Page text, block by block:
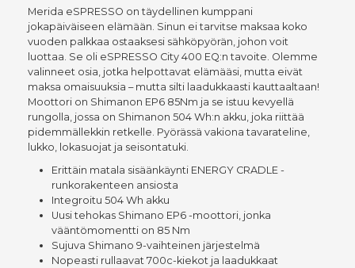
Merida eSPRESSO on täydellinen kumppani
jokapäiväiseen elämään. Sinun ei tarvitse maksaa koko
vuoden palkkaa ostaaksesi sähköpyörän, johon voit
luottaa. Se oli eSPRESSO City 400 EQ:n tavoite. Olemme
valinneet osia, jotka helpottavat elämääsi, mutta eivät
maksa omaisuuksia – mutta silti laadukkaasti kauttaaltaan!
Moottori on Shimanon EP6 85Nm ja se istuu kevyellä
rungolla, jossa on Shimanon 504 Wh:n akku, joka riittää
pidemmällekkin retkelle. Pyörässä vakiona tavarateline,
lukko, lokasuojat ja seisontatuki.
Erittäin matala sisäänkäynti ENERGY CRADLE -
runkorakenteen ansiosta
Integroitu 504 Wh akku
Uusi tehokas Shimano EP6 -moottori, jonka
vääntömomentti on 85 Nm
Sujuva Shimano 9-vaihteinen järjestelmä
Nopeasti rullaavat 700c-kiekot ja laadukkaat